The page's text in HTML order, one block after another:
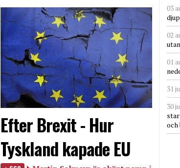
Efter Brexit - Hur
Tyskland kapade EU
03
02
01
31
30
och